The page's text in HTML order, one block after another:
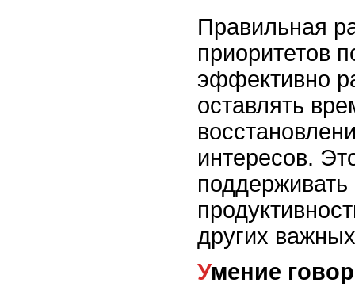
Правильная
приоритетов
эффективно
оставлять
интересов.
других
Умение